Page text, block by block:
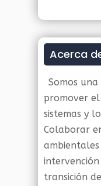
Acerca
Somos
promover
sistemas y
Colaborar
transición